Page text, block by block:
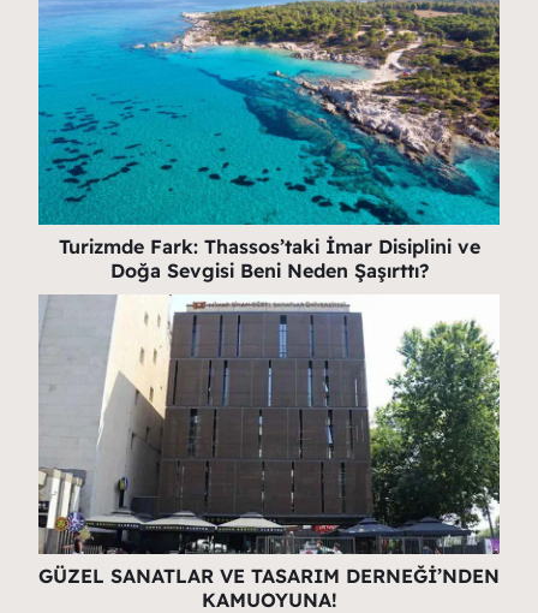
Turizmde Fark: Thassos’taki İmar Disiplini ve
Doğa Sevgisi Beni Neden Şaşırttı?
GÜZEL SANATLAR VE TASARIM DERNEĞİ’NDEN
KAMUOYUNA!